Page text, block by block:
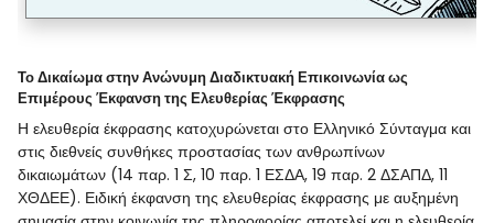
Το Δικαίωμα στην Ανώνυμη Διαδικτυακή Επικοινωνία ως
Επιμέρους Έκφανση της Ελευθερίας Έκφρασης
Η ελευθερία έκφρασης κατοχυρώνεται στο Ελληνικό Σύνταγμα και
στις διεθνείς συνθήκες προστασίας των ανθρωπίνων
δικαιωμάτων (14 παρ. 1 Σ, 10 παρ. 1 ΕΣΔΑ, 19 παρ. 2 ΔΣΑΠΔ, 11
ΧΘΔΕΕ). Ειδική έκφανση της ελευθερίας έκφρασης με αυξημένη